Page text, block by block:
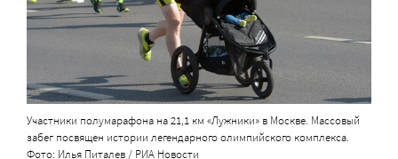
Участники полумарафона на 21,1 км «Лужники» в Москве. Массовый
забег посвящен истории легендарного олимпийского комплекса.
Фото: Илья Питалев / РИА Новости